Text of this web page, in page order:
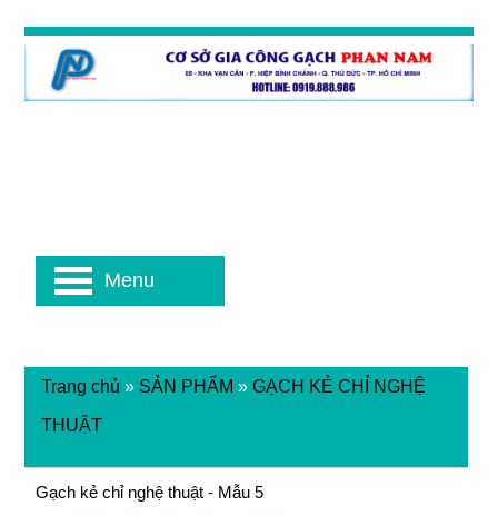
Gạch kẻ chỉ nghệ thuật - Mẫu 5
Trang chủ » SẢN PHẨM » GẠCH KẺ CHỈ NGHỆ
THUẬT
Menu